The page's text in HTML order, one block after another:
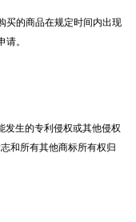
买的商品在规定时间内出现
。
发生的专利侵权或其他侵权
和所有其他商标所有权归